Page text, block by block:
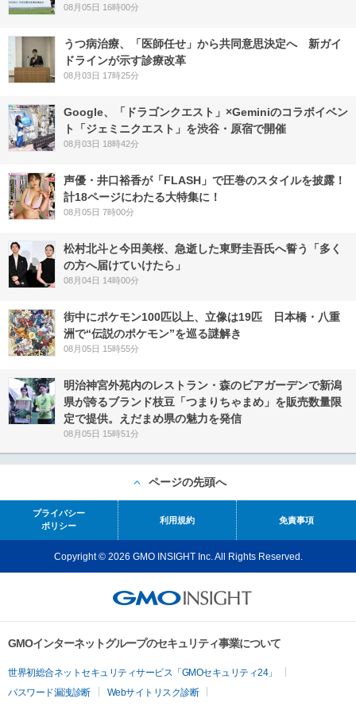
08月05日 16時00分
うつ病治療、「医師任せ」から共同意思決定へ 新ガイ
ドラインが示す診療改革
08月03日 17時25分
Google、「ドラゴンクエスト」×Geminiのコラボイベン
ト「ジェミニクエスト」を渋谷・原宿で開催
08月03日 18時42分
声優・井口裕香が「FLASH」で圧巻のスタイルを披露！
計18ページにわたる大特集に！
08月05日 7時00分
松村北斗と今田美桜、急逝した東野圭吾氏へ誓う「多く
の方へ届けていけたら」
08月04日 14時00分
街中にポケモン100匹以上、立像は19匹 日本橋・八重
洲で“伝説のポケモン”を巡る謎解き
08月05日 15時55分
明治神宮外苑内のレストラン・森のビアガーデンで新潟
県が誇るブランド枝豆「つまりちゃまめ」を販売数量限
定で提供。えだまめ県の魅力を発信
08月05日 15時51分
ページの先頭へ
プライバシー
ポリシー
利用規約 免責事項
Copyright © 2026 GMO INSIGHT Inc. All Rights Reserved.
GMOインターネットグループのセキュリティ事業について
世界初総合ネットセキュリティサービス「GMOセキュリティ24」
パスワード漏洩診断
Webサイトリスク診断